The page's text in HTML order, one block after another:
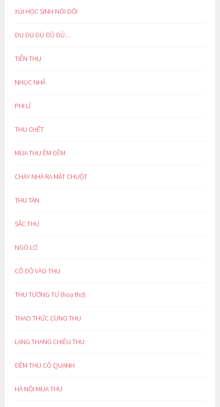
XÚI HỌC SINH NÓI DỐI
ĐU ĐÚ ĐÙ ĐŨ ĐỦ…
TIỄN THU
NHỤC NHÃ
PHI LÍ
THU CHẾT
MÙA THU ÊM ĐỀM
CHÁY NHÀ RA MẶT CHUỘT
THU TÀN
SẮC THU
NGÓ LƠ
CỔ ĐỘ VÀO THU
THU TƯƠNG TƯ (hoạ thơ)
THAO THỨC CÙNG THU
LANG THANG CHIỀU THU
ĐÊM THU CÔ QUẠNH
HÀ NỘI MÙA THU